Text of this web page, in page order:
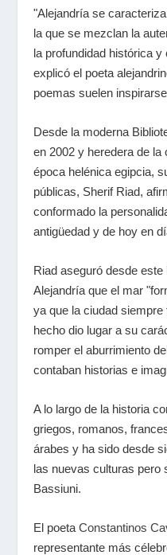
"Alejandría se
la que se mezclan la
la profundidad histórica
explicó el poeta
poemas suelen
Desde la moderna
en 2002 y heredera de la
época helénica egipcia,
públicas, Sherif Riad,
conformado la
antigüedad y de hoy en
Riad aseguró desde
Alejandría que el mar
ya que la ciudad
hecho dio lugar a su
romper el aburrimiento
contaban historias e
A lo largo de la historia
griegos, romanos,
árabes y ha sido desde
las nuevas culturas pero
Bassiuni.
El poetaConstantinos
representante más